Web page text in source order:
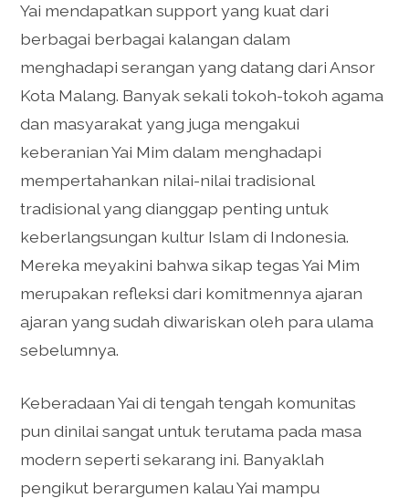
Yai mendapatkan support yang kuat dari
berbagai berbagai kalangan dalam
menghadapi serangan yang datang dari Ansor
Kota Malang. Banyak sekali tokoh-tokoh agama
dan masyarakat yang juga mengakui
keberanian Yai Mim dalam menghadapi
mempertahankan nilai-nilai tradisional
tradisional yang dianggap penting untuk
keberlangsungan kultur Islam di Indonesia.
Mereka meyakini bahwa sikap tegas Yai Mim
merupakan refleksi dari komitmennya ajaran
ajaran yang sudah diwariskan oleh para ulama
sebelumnya.
Keberadaan Yai di tengah tengah komunitas
pun dinilai sangat untuk terutama pada masa
modern seperti sekarang ini. Banyaklah
pengikut berargumen kalau Yai mampu